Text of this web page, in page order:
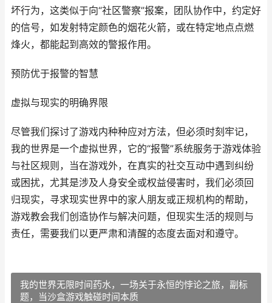
坏行为，这类似于向“社区警察”报案，团队协作中，约定好
的信号，如发射特定颜色的烟花火箭，或在特定地点点燃
烽火，都能起到高效的警报作用。
预防优于报警的智慧
虚拟与现实的明确界限
尽管我们探讨了游戏内种种应对方法，但必须时刻牢记，
我的世界是一个虚拟世界，它的“报警”系统服务于游戏体验
与社区规则，当在游戏外，在真实的社交互动中遇到纠纷
或困扰，尤其是涉及人身安全或权益侵害时，我们必须回
归现实，寻求现实世界中的家人朋友或正规机构的帮助，
游戏教会我们创造协作与解决问题，但现实生活的规则与
责任，需要我们以更严肃和清醒的态度去面对和遵守。
我的世界无限时间药水，一场关于永恒的悖论之旅，副标
题，当沙盒游戏触碰时间本质